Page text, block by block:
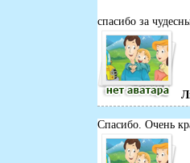
спасибо за
Спасибо. Очень